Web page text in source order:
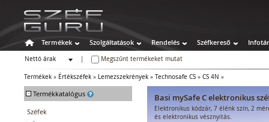
Termékek Szolgáltatások Rendelés Széfkereső Infotár
Nettó árak
Megszűnt termékeket mutat
Termékek » Értékszéfek » Lemezszekrények » Technosafe CS » CS 4N »
- Termékkatalógus
Széfek
Basi mySafe C elektronikus
Elektronikus kódzár, 7 élénk szín, 2
és elektronikus vésznyitás.